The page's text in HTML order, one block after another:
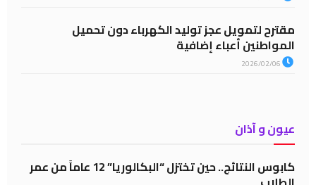
مقترح لتمويل عجز توليد الكهرباء دون تحميل
المواطنين أعباء إضافية
عيون و آذان
كابوس النتائج.. حين تختزل “البكالوريا” 12 عاماً من عمر